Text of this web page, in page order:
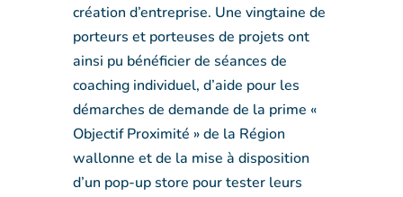
création d’entreprise. Une vingtaine de
porteurs et porteuses de projets ont
ainsi pu bénéficier de séances de
coaching individuel, d’aide pour les
démarches de demande de la prime «
Objectif Proximité » de la Région
wallonne et de la mise à disposition
d’un pop-up store pour tester leurs